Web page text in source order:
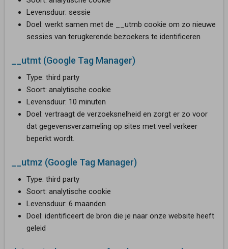
Levensduur: sessie
Doel: werkt samen met de __utmb cookie om zo nieuwe
sessies van terugkerende bezoekers te identificeren
__utmt (Google Tag Manager)
Type: third party
Soort: analytische cookie
Levensduur: 10 minuten
Doel: vertraagt de verzoeksnelheid en zorgt er zo voor
dat gegevensverzameling op sites met veel verkeer
beperkt wordt.
__utmz (Google Tag Manager)
Type: third party
Soort: analytische cookie
Levensduur: 6 maanden
Doel: identificeert de bron die je naar onze website heeft
geleid